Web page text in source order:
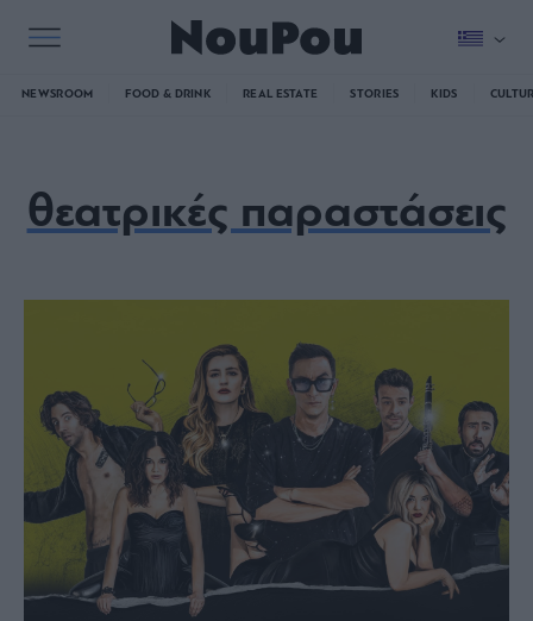
NEWSROOM FOOD & DRINK REAL ESTATE STORIES KIDS
θεατρικές παραστάσεις